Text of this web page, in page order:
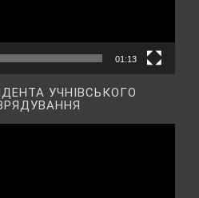
01:13
УЧНІВСЬКОГО